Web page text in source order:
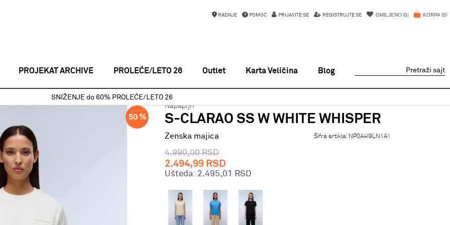
KORPA 0
OMILJENO 0
PRIJAVITE SE REGISTRUJTE SE
RADNJE POMOĆ
PROJEKAT ARCHIVE PROLEĆE/LETO 26 Outlet Karta Veličina Blog Pretraži sajt
SNIŽENJE do 60% PROLEĆE/LETO 26
S-CLARAO SS W WHITE WHISPER
50 %
Napapijri
S-CLARAO SS W WHITE WHISPER
Zenska majica Šifra artikla: NP0A4I9LN1A1
4.990,00 RSD
2.494,99 RSD
Ušteda: 2.495,01 RSD